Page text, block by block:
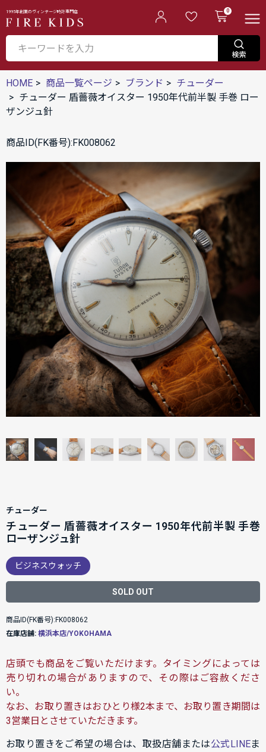
1995年創業のヴィンテージ時計専門店 0
HOME 商品一覧ページ ブランド
チューダー
チューダー 盾薔薇オイスター 1950年代前半製 手巻 ロー
ザンジュ針
商品ID(FK番号):FK008062
チューダー
チューダー 盾薔薇オイスター 1950年代前半製 手巻
ローザンジュ針
ビジネスウォッチ
SOLD OUT
商品ID(FK番号):FK008062
在庫店舗: 横浜本店/YOKOHAMA
店頭でも商品をご覧いただけます。タイミングによっては
売り切れの場合がありますので、その際はご容赦くださ
い。
なお、お取り置きはおひとり様2本まで、お取り置き期間は
3営業日とさせていただきます。
お取り置きをご希望の場合は、取扱店舗または公式LINEま